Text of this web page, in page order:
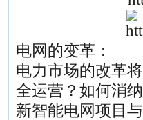
电网的变革：
电力市场的改革
全运营？如何消
新智能电网项目